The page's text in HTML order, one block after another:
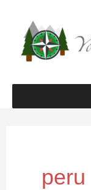
Inhalt
springen
peru